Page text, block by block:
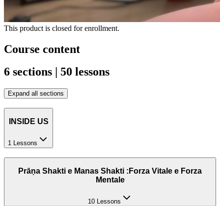
This product is closed for enrollment.
Course content
6 sections | 50 lessons
Expand all sections
INSIDE US
1 Lessons
Prāṇa Shakti e Manas Shakti :Forza Vitale e Forza
Mentale
10 Lessons